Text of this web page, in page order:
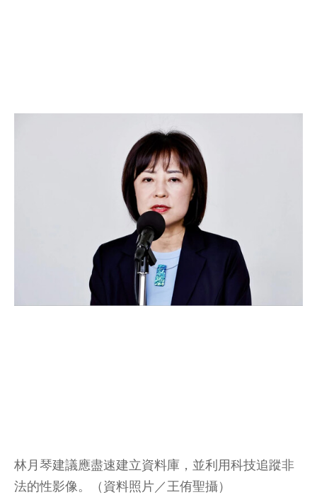
林月琴建議應盡速建立資料庫，並利用科技追蹤非
法的性影像。（資料照片／王侑聖攝）